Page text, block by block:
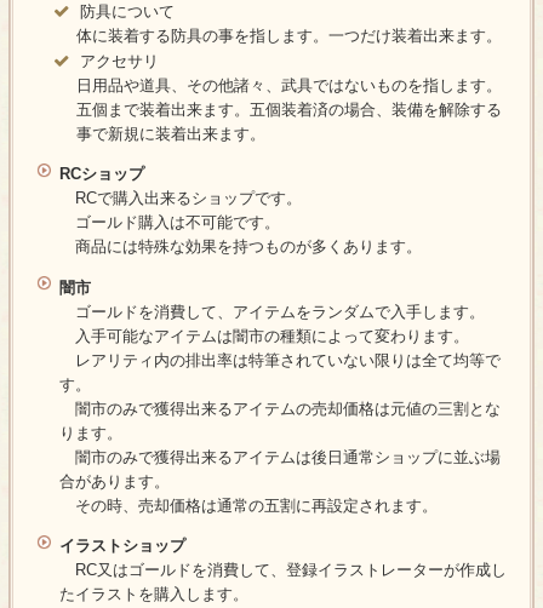
防具について
体に装着する防具の事を指します。一つだけ装着出来ます。
アクセサリ
日用品や道具、その他諸々、武具ではないものを指します。
五個まで装着出来ます。五個装着済の場合、装備を解除する
事で新規に装着出来ます。
RCショップ
RCで購入出来るショップです。
ゴールド購入は不可能です。
商品には特殊な効果を持つものが多くあります。
闇市
ゴールドを消費して、アイテムをランダムで入手します。
入手可能なアイテムは闇市の種類によって変わります。
レアリティ内の排出率は特筆されていない限りは全て均等で
す。
闇市のみで獲得出来るアイテムの売却価格は元値の三割とな
ります。
闇市のみで獲得出来るアイテムは後日通常ショップに並ぶ場
合があります。
その時、売却価格は通常の五割に再設定されます。
イラストショップ
RC又はゴールドを消費して、登録イラストレーターが作成し
たイラストを購入します。